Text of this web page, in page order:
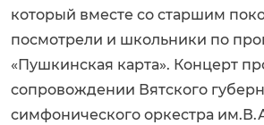
который вместе со старшим
посмотрели и школьники по
«Пушкинская карта». Концерт
сопровождении Вятского
симфонического оркестра